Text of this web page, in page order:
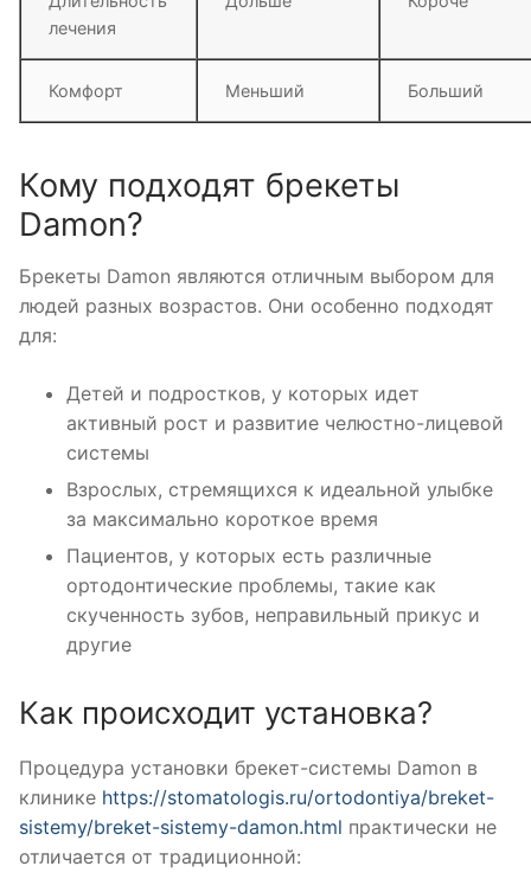
лечения
Комфорт Меньший Больший
Кому подходят брекеты
Damon?
Брекеты Damon являются отличным выбором для
людей разных возрастов. Они особенно подходят
для:
Детей и подростков, у которых идет
активный рост и развитие челюстно-лицевой
системы
Взрослых, стремящихся к идеальной улыбке
за максимально короткое время
Пациентов, у которых есть различные
ортодонтические проблемы, такие как
скученность зубов, неправильный прикус и
другие
Как происходит установка?
Процедура установки брекет-системы Damon в
клинике https://stomatologis.ru/ortodontiya/breket-
sistemy/breket-sistemy-damon.html практически не
отличается от традиционной: